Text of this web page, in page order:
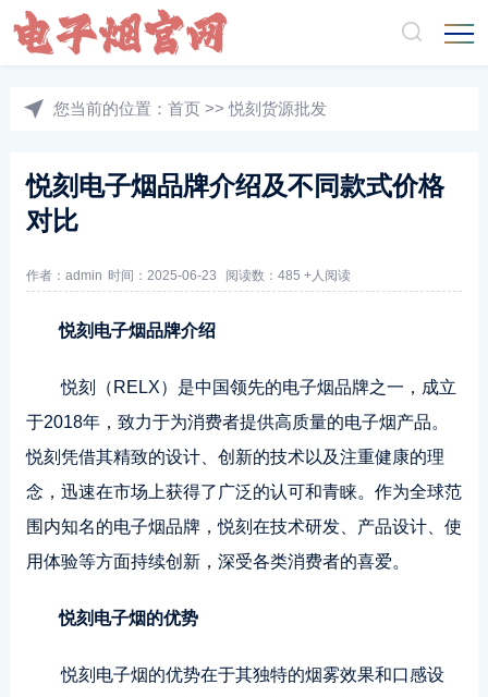
您当前的位置： 首页 >> 悦刻货源批发
悦刻电子烟品牌介绍及不同款式价格
对比
作者：admin 时间：2025-06-23 阅读数：485 +人阅读
悦刻电子烟品牌介绍
悦刻（RELX）是中国领先的电子烟品牌之一，成立
于2018年，致力于为消费者提供高质量的电子烟产品。
悦刻凭借其精致的设计、创新的技术以及注重健康的理
念，迅速在市场上获得了广泛的认可和青睐。作为全球范
围内知名的电子烟品牌，悦刻在技术研发、产品设计、使
用体验等方面持续创新，深受各类消费者的喜爱。
悦刻电子烟的优势
悦刻电子烟的优势在于其独特的烟雾效果和口感设